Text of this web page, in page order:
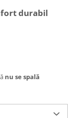
durabil
nu se spală